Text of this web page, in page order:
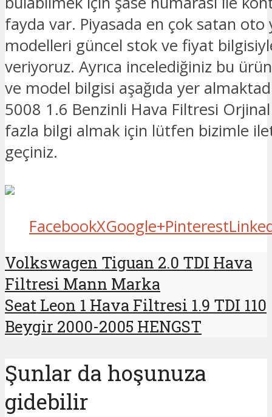
fayda var. Piyasada en çok satan oto
modelleri güncel stok ve fiyat
veriyoruz. Ayrıca incelediğiniz bu
ve model bilgisi aşağıda yer
5008 1.6 Benzinli Hava Filtresi
fazla bilgi almak için lütfen bizimle
geçiniz.
FacebookXGoogle+Pinterest
Volkswagen Tiguan 2.0 TDI Hava
Filtresi Mann Marka
Seat Leon 1 Hava Filtresi 1.9 TDI 110
Beygir 2000-2005 HENGST
Şunlar da hoşunuza
gidebilir